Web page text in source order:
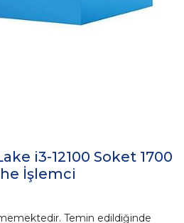
i3-12100 Soket 1700
İşlemci
Temin edildiğinde